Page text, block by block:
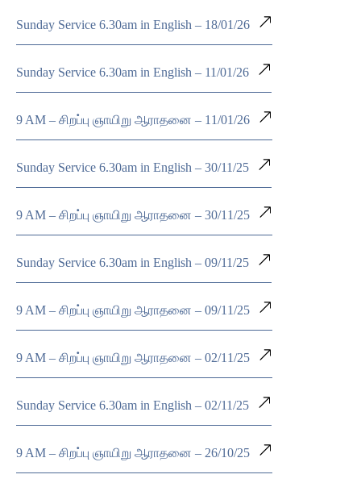
Sunday Service 6.30am in English – 18/01/26
Sunday Service 6.30am in English – 11/01/26
9 AM – சிறப்பு ஞாயிறு ஆராதனை – 11/01/26
Sunday Service 6.30am in English – 30/11/25
9 AM – சிறப்பு ஞாயிறு ஆராதனை – 30/11/25
Sunday Service 6.30am in English – 09/11/25
9 AM – சிறப்பு ஞாயிறு ஆராதனை – 09/11/25
9 AM – சிறப்பு ஞாயிறு ஆராதனை – 02/11/25
Sunday Service 6.30am in English – 02/11/25
9 AM – சிறப்பு ஞாயிறு ஆராதனை – 26/10/25